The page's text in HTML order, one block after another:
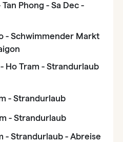
Tan Phong - Sa Dec -
- Schwimmender Markt
Ho Tram - Strandurlaub
- Strandurlaub
- Strandurlaub
- Strandurlaub - Abreise